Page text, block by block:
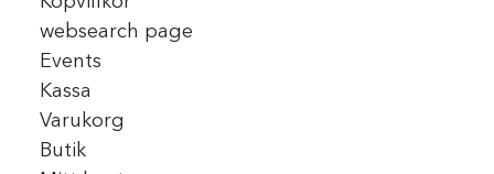
websearch page
Events
Kassa
Varukorg
Butik